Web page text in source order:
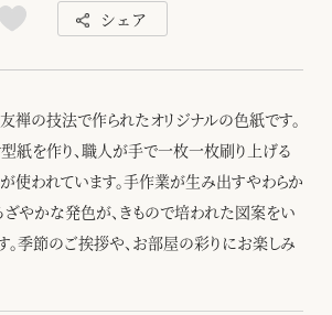
シェア
禅の技法で作られたオリジナルの色紙です。
紙を作り、職人が手で一枚一枚刷り上げる
が使われています。手作業が生み出すやわらか
やかな発色が、きもので培われた図案をい
。季節のご挨拶や、お部屋の彩りにお楽しみ